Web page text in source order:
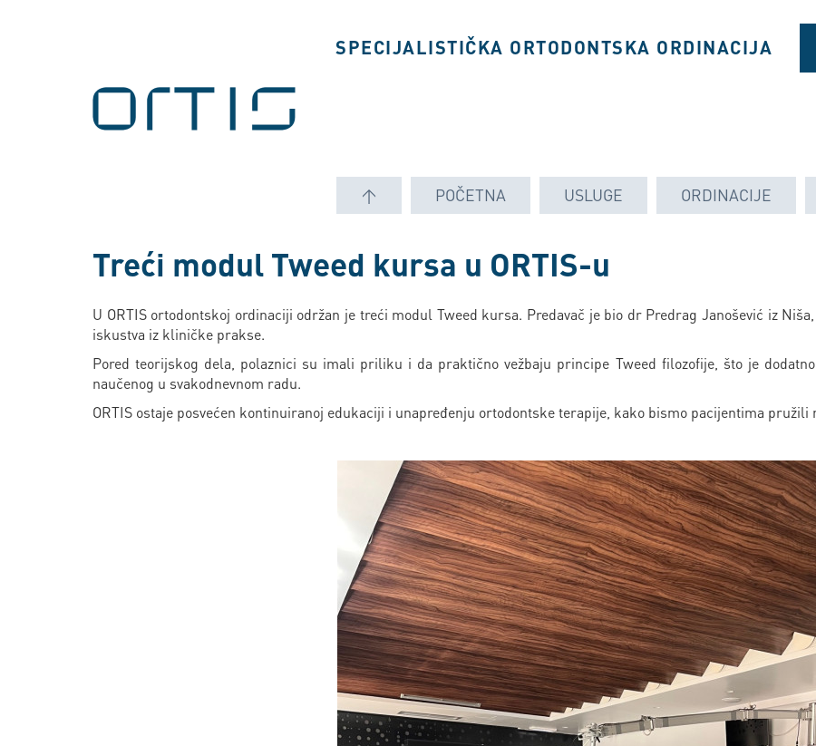
SPECIJALISTIČKA ORTODONTSKA ORDINACIJA
↑ POČETNA USLUGE ORDINACIJE
Treći modul Tweed kursa u ORTIS-u
U ORTIS ortodontskoj ordinaciji održan je treći modul Tweed kursa. Predavač je bio dr Predrag Janošević iz
iskustva iz kliničke prakse.
Pored teorijskog dela, polaznici su imali priliku i da praktično vežbaju principe Tweed filozofije, što je
naučenog u svakodnevnom radu.
ORTIS ostaje posvećen kontinuiranoj edukaciji i unapređenju ortodontske terapije, kako bismo pacijentima pružili